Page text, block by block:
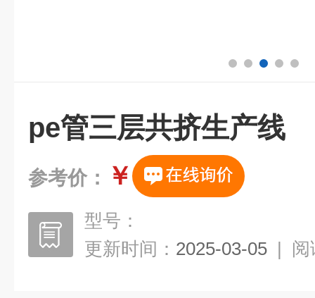
pe管三层共挤生产线
参考价： ￥
型号：
更新时间： 2025-03-05 | 阅